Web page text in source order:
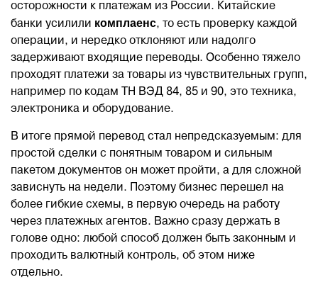
осторожности к платежам из России. Китайские
банки усилили комплаенс, то есть проверку каждой
операции, и нередко отклоняют или надолго
задерживают входящие переводы. Особенно тяжело
проходят платежи за товары из чувствительных групп,
например по кодам ТН ВЭД 84, 85 и 90, это техника,
электроника и оборудование.
В итоге прямой перевод стал непредсказуемым: для
простой сделки с понятным товаром и сильным
пакетом документов он может пройти, а для сложной
зависнуть на недели. Поэтому бизнес перешел на
более гибкие схемы, в первую очередь на работу
через платежных агентов. Важно сразу держать в
голове одно: любой способ должен быть законным и
проходить валютный контроль, об этом ниже
отдельно.